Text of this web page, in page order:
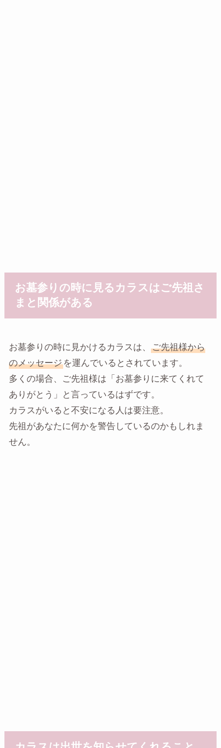
お墓参りの時に見るカラスはご先祖さ
まと関係がある
お墓参りの時に見かけるカラスは、 ご先祖様から
のメッセージを運んでいるとされています。
多くの場合、ご先祖様は「お墓参りに来てくれて
ありがとう」と言っているはずです。
カラスがいると不安になる人は要注意。
先祖があなたに何かを警告しているのかもしれま
せん。